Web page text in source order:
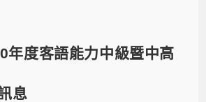
年度客語能力中級暨中高
息